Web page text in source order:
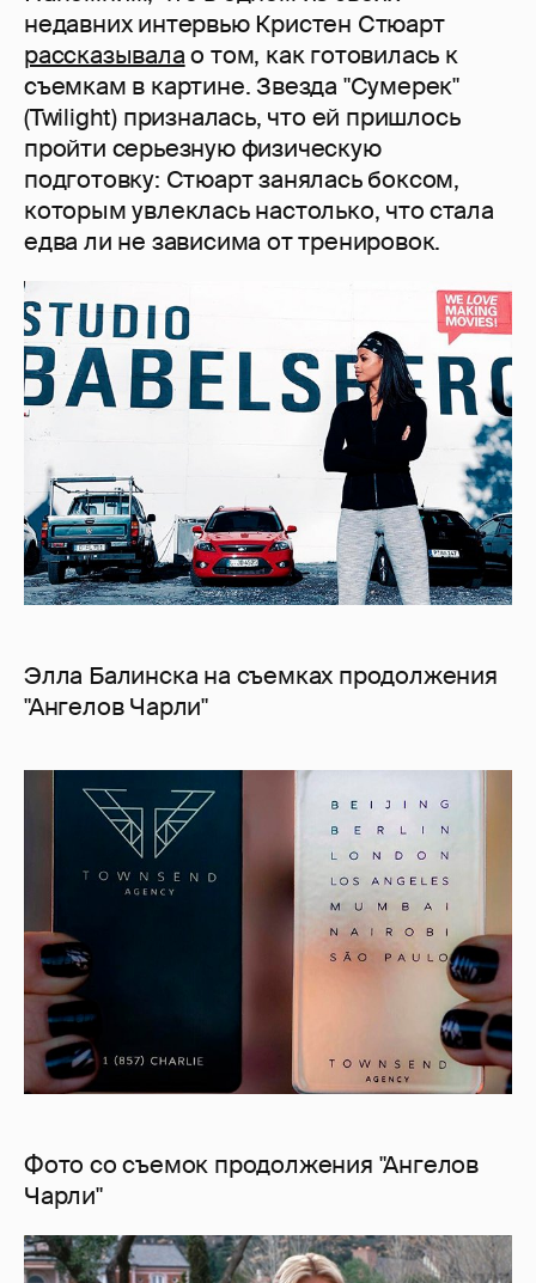
недавних интервью Кристен Стюарт
рассказывалао том, как готовилась к
съемкам в картине. Звезда "Сумерек"
(Twilight) призналась, что ей пришлось
пройти серьезную физическую
подготовку: Стюарт занялась боксом,
которым увлеклась настолько, что стала
едва ли не зависима от тренировок.
Элла Балинска на съемках продолжения
"Ангелов Чарли"
Фото со съемок продолжения "Ангелов
Чарли"